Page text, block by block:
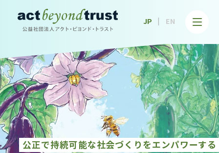
公益社団法人アクト・ビヨンド・トラスト
JP EN
公正で持続可能な社会づくりをエンパワーする